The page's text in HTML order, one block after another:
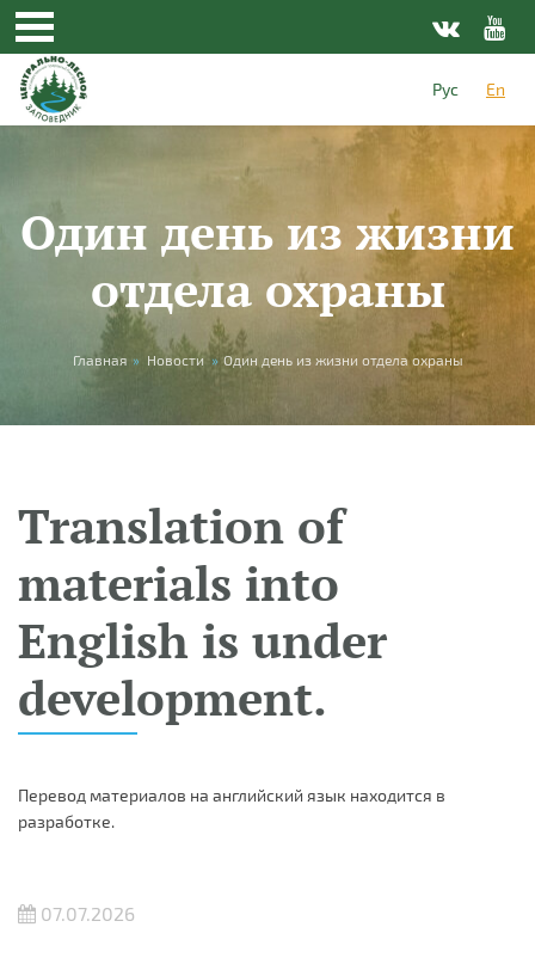
Skip to main content
Рус
En
Один день из жизни
отдела охраны
You are here
Главная » Новости » Один день из жизни отдела охраны
Translation of
materials into
English is under
development.
Перевод материалов на английский язык находится в
разработке.
07.07.2026